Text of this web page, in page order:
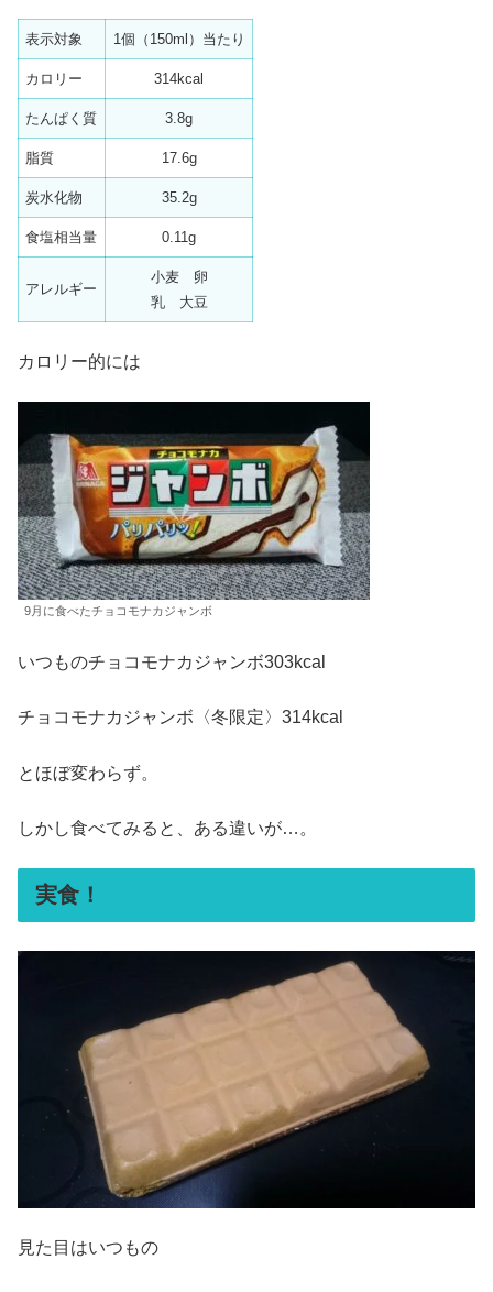
表示対象 1個（150ml）当たり
カロリー 314kcal
たんぱく質 3.8g
脂質 17.6g
炭水化物 35.2g
食塩相当量 0.11g
アレルギー
小麦 卵
乳 大豆
カロリー的には
9月に食べたチョコモナカジャンボ
いつものチョコモナカジャンボ303kcal
チョコモナカジャンボ〈冬限定〉314kcal
とほぼ変わらず。
しかし食べてみると、ある違いが…。
実食！
見た目はいつもの